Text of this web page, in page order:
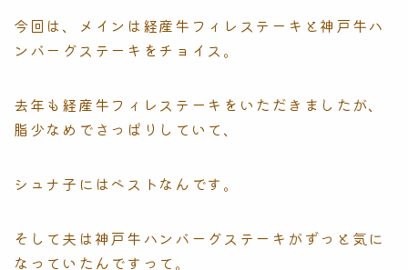
今回は、メインは経産牛フィレステーキと神戸牛ハ
ンバーグステーキをチョイス。
去年も経産牛フィレステーキをいただきましたが、
脂少なめでさっぱりしていて、
シュナ子にはベストなんです。
そして夫は神戸牛ハンバーグステーキがずっと気に
なっていたんですって。